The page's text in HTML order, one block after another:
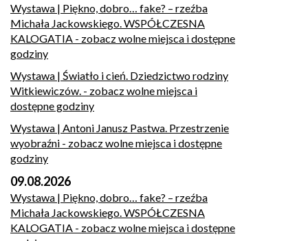
Wystawa | Piękno, dobro… fake? – rzeźba
Michała Jackowskiego. WSPÓŁCZESNA
KALOGATIA - zobacz wolne miejsca i dostępne
godziny
Wystawa | Światło i cień. Dziedzictwo rodziny
Witkiewiczów. - zobacz wolne miejsca i
dostępne godziny
Wystawa | Antoni Janusz Pastwa. Przestrzenie
wyobraźni - zobacz wolne miejsca i dostępne
godziny
09.08.2026
Wystawa | Piękno, dobro… fake? – rzeźba
Michała Jackowskiego. WSPÓŁCZESNA
KALOGATIA - zobacz wolne miejsca i dostępne